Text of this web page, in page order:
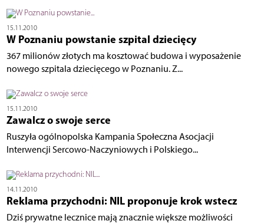
15.11.2010
W Poznaniu powstanie szpital dziecięcy
367 milionów złotych ma kosztować budowa i wyposażenie
nowego szpitala dziecięcego w Poznaniu. Z...
15.11.2010
Zawalcz o swoje serce
Ruszyła ogólnopolska Kampania Społeczna Asocjacji
Interwencji Sercowo-Naczyniowych i Polskiego...
14.11.2010
Reklama przychodni: NIL proponuje krok wstecz
Dziś prywatne lecznice mają znacznie większe możliwości